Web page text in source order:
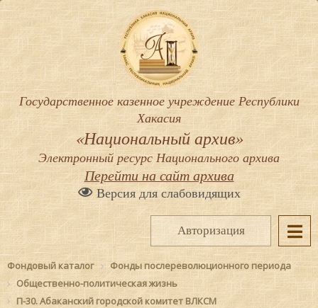
Государственное казенное учреждение Республики
Хакасия
«Национальный архив»
Электронный ресурс Национального архива
Перейти на сайт архива
Версия для слабовидящих
Авторизация
Фондовый каталог
Фонды послереволюционного периода
Общественно-политическая жизнь
П-30. Абаканский городской комитет ВЛКСМ